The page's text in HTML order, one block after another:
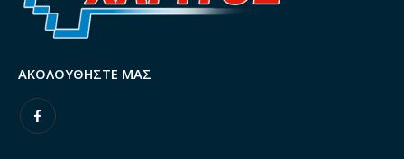
ΑΚΟΛΟΥΘΉΣΤΕ ΜΑΣ